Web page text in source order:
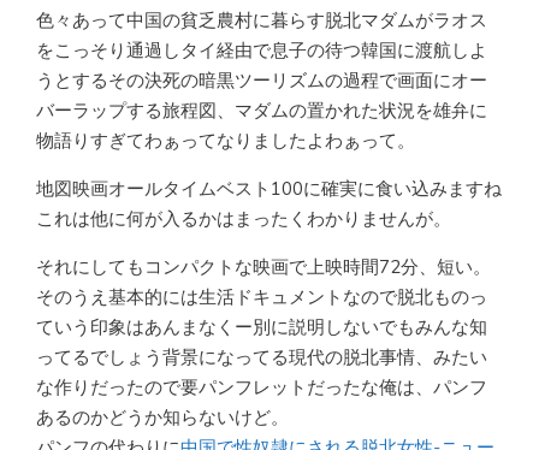
色々あって中国の貧乏農村に暮らす脱北マダムがラオス
をこっそり通過しタイ経由で息子の待つ韓国に渡航しよ
うとするその決死の暗黒ツーリズムの過程で画面にオー
バーラップする旅程図、マダムの置かれた状況を雄弁に
物語りすぎてわぁってなりましたよわぁって。
地図映画オールタイムベスト100に確実に食い込みますね
これは他に何が入るかはまったくわかりませんが。
それにしてもコンパクトな映画で上映時間72分、短い。
そのうえ基本的には生活ドキュメントなので脱北ものっ
ていう印象はあんまなくー別に説明しないでもみんな知
ってるでしょう背景になってる現代の脱北事情、みたい
な作りだったので要パンフレットだったな俺は、パンフ
あるのかどうか知らないけど。